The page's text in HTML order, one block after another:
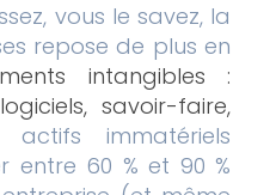
vous le savez, la
repose de plus en
intangibles :
savoir-faire,
immatériels
entre 60 % et 90 %